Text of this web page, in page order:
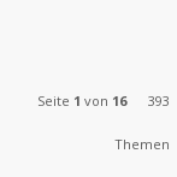
Seite 1 von 16 393
Themen